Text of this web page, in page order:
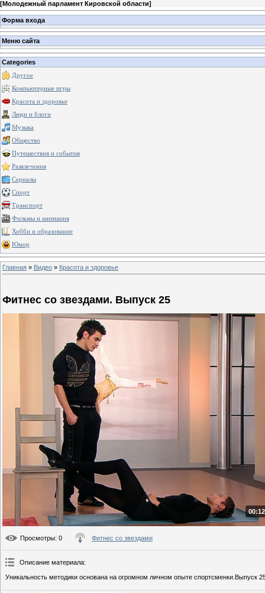
[Молодежный парламент Кировской области]
Форма входа
Меню сайта
Categories
Другое
Компьютерные игры
Красота и здоровье
Люди и блоги
Музыка
Общество
Путешествия и события
Развлечения
Сериалы
Спорт
Транспорт
Фильмы и анимация
Хобби и образование
Юмор
Главная » Видео » Красота и здоровье
Фитнес со звездами. Выпуск 25
Просмотры: 0 Фитнес со звездами
Описание материала:
Уникальность методики основана на огромном личном опыте спортсменки.Выпуск